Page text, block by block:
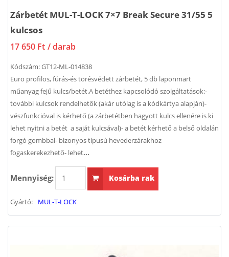
Zárbetét MUL-T-LOCK 7×7 Break Secure 31/55 5
kulcsos
17 650 Ft / darab
Kódszám:GT12-ML-014838
Euro profilos, fúrás-és törésvédett zárbetét, 5 db laponmart
műanyag fejű kulcs/betét.A betéthez kapcsolódó szolgáltatások:-
további kulcsok rendelhetők (akár utólag is a kódkártya alapján)-
vészfunkcióval is kérhető (a zárbetétben hagyott kulcs ellenére is ki
lehet nyitni a betét a saját kulcsával)- a betét kérhető a belső oldalán
forgó gombbal- bizonyos típusú hevederzárakhoz
fogaskerekezhető- lehet...
Mennyiség: Kosárba rak
Gyártó: MUL-T-LOCK